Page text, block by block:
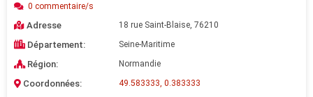
0 commentaire/s
Adresse 18 rue Saint-Blaise, 76210
Département: Seine-Maritime
Région: Normandie
Coordonnées: 49.583333, 0.383333